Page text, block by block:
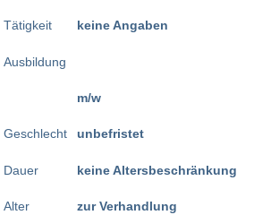
Tätigkeit
Ausbildung
Geschlecht
Dauer
Alter
keine Angaben
m/w
unbefristet
keine Altersbeschränkung
zur Verhandlung